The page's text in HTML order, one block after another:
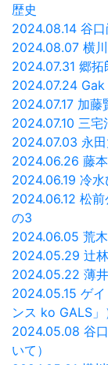
歴史
2024.08.14 谷
2024.08.07 横
2024.07.31 郷
2024.07.24
2024.07.17 加藤
2024.07.10 三
2024.07.03 永田
2024.06.26 藤
2024.06.19 冷
2024.06.12 松
の3
2024.06.05 荒
2024.05.29 辻
2024.05.22 薄
2024.05.15 ゲ
ンス ko GALS」
2024.05.08 谷
いて）